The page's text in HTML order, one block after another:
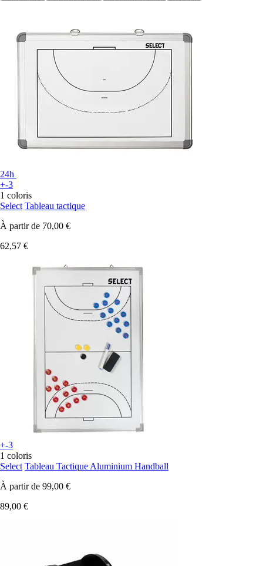
24h
+-3
1 coloris
Select Tableau tactique
À partir de 70,00 €
62,57 €
+-3
1 coloris
Select Tableau Tactique Aluminium Handball
À partir de 99,00 €
89,00 €